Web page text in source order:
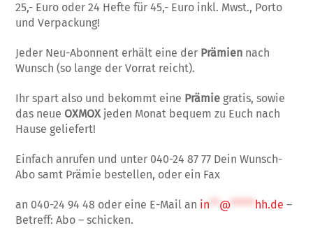
25,- Euro oder 24 Hefte für 45,- Euro inkl. Mwst., Porto
und Verpackung!
Jeder Neu-Abonnent erhält eine der Prämien nach
Wunsch (so lange der Vorrat reicht).
Ihr spart also und bekommt eine Prämie gratis, sowie
das neue OXMOXjeden Monat bequem zu Euch nach
Hause geliefert!
Einfach anrufen und unter 040-24 87 77 Dein Wunsch-
Abo samt Prämie bestellen, oder ein Fax
an 040-24 94 48 oder eine E-Mail an in ** @***** hh.de –
Betreff: Abo – schicken.